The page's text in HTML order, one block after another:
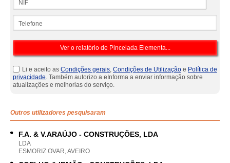
Li e aceito as Condições gerais, Condições de Utilização e Política de
privacidade. Também autorizo a eInforma a enviar informação sobre
atualizações e melhorias do serviço.
Outros utilizadores pesquisaram
F.A. & V.ARAÚJO - CONSTRUÇÕES, LDA
LDA
ESMORIZ OVAR, AVEIRO